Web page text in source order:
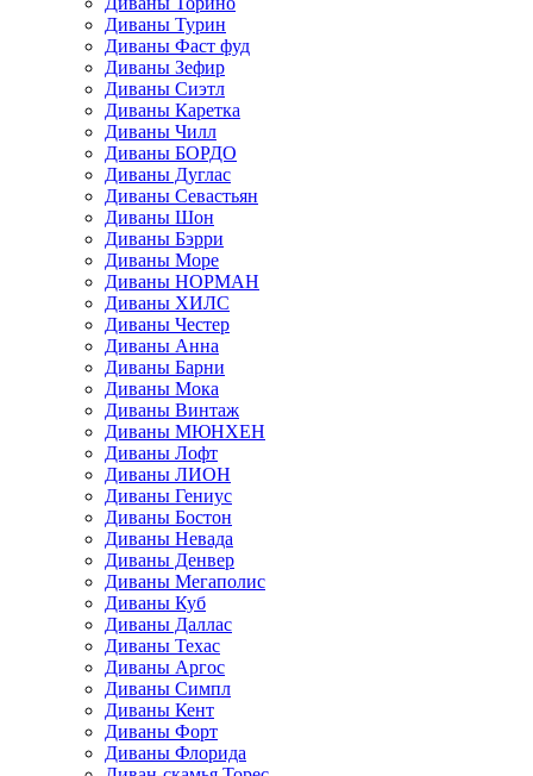
Диваны Турин
Диваны Фаст фуд
Диваны Зефир
Диваны Сиэтл
Диваны Каретка
Диваны Чилл
Диваны БОРДО
Диваны Дуглас
Диваны Севастьян
Диваны Шон
Диваны Бэрри
Диваны Море
Диваны НОРМАН
Диваны ХИЛС
Диваны Честер
Диваны Анна
Диваны Барни
Диваны Мока
Диваны Винтаж
Диваны МЮНХЕН
Диваны Лофт
Диваны ЛИОН
Диваны Гениус
Диваны Бостон
Диваны Невада
Диваны Денвер
Диваны Мегаполис
Диваны Куб
Диваны Даллас
Диваны Техас
Диваны Аргос
Диваны Симпл
Диваны Кент
Диваны Форт
Диваны Флорида